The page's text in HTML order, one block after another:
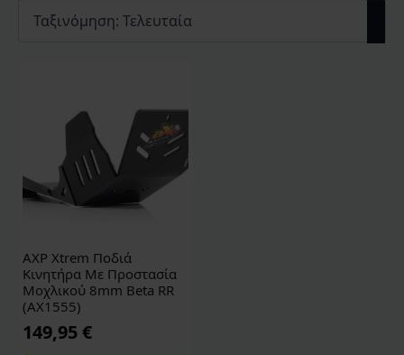
AXP Xtrem Ποδιά
Κινητήρα Με Προστασία
Μοχλικού 8mm Beta RR
(AX1555)
149,95 €